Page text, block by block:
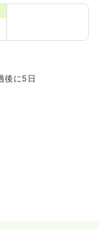
後に5日